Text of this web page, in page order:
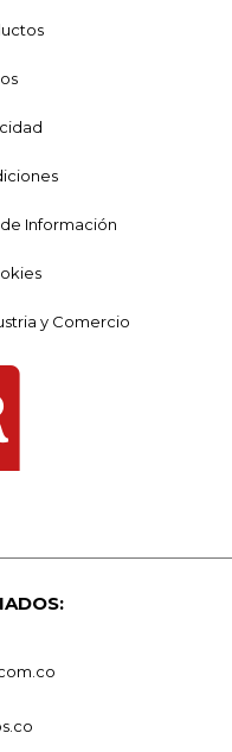
Información
y Comercio